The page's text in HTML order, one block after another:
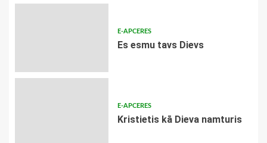
E-APCERES
Es esmu tavs Dievs
E-APCERES
Kristietis kā Dieva namturis